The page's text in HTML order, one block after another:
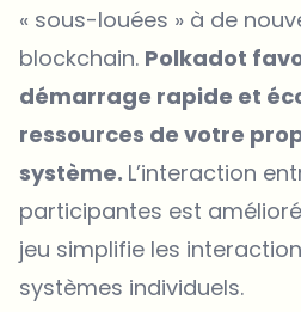
« sous-louées » à de
blockchain. Polkadot
démarrage rapide et
ressources de votre
système. L’interaction
participantes est
jeu simplifie les
systèmes individuels.